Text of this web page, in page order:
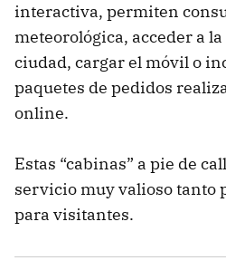
interactiva, permiten
meteorológica, acceder a
ciudad, cargar el móvil o
paquetes de pedidos
online.
Estas “cabinas” a pie de
servicio muy valioso tanto
para visitantes.